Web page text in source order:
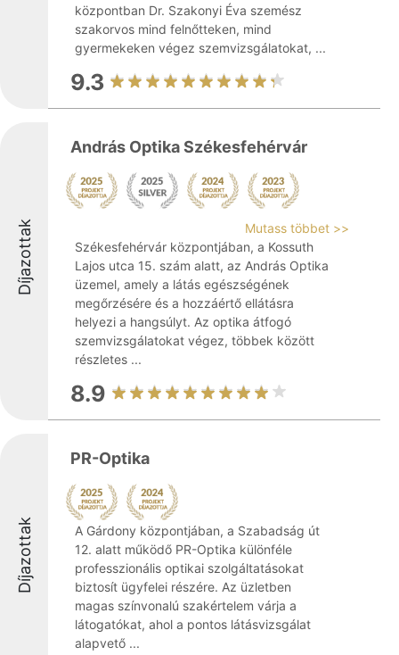
központban Dr. Szakonyi Éva szemész
szakorvos mind felnőtteken, mind
gyermekeken végez szemvizsgálatokat, ...
9.3
Díjazottak
András Optika Székesfehérvár
Mutass többet >>
Székesfehérvár központjában, a Kossuth
Lajos utca 15. szám alatt, az András Optika
üzemel, amely a látás egészségének
megőrzésére és a hozzáértő ellátásra
helyezi a hangsúlyt. Az optika átfogó
szemvizsgálatokat végez, többek között
részletes ...
8.9
Díjazottak
PR-Optika
A Gárdony központjában, a Szabadság út
12. alatt működő PR-Optika különféle
professzionális optikai szolgáltatásokat
biztosít ügyfelei részére. Az üzletben
magas színvonalú szakértelem várja a
látogatókat, ahol a pontos látásvizsgálat
alapvető ...